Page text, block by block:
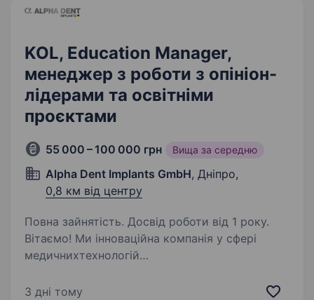
KOL, Education Manager,
менеджер з роботи з опініон-
лідерами та освітніми
проєктами
55 000 – 100 000 грн Вища за середню
Alpha Dent Implants GmbH, Дніпро,
0,8 км від центру
Повна зайнятість. Досвід роботи від 1 року.
Вітаємо! Ми інноваційна компанія у сфері
медичнихтехнологій
активногота висококваліфікованого KOL &
3 дні тому